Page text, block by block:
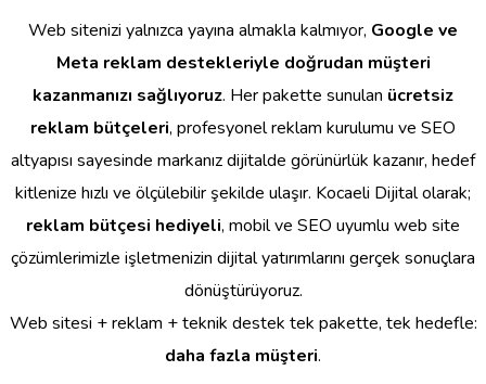
Web sitenizi yalnızca yayına almakla kalmıyor, Google ve
Meta reklam destekleriyle doğrudan müşteri
kazanmanızı sağlıyoruz. Her pakette sunulan ücretsiz
reklam bütçeleri, profesyonel reklam kurulumu ve SEO
altyapısı sayesinde markanız dijitalde görünürlük kazanır, hedef
kitlenize hızlı ve ölçülebilir şekilde ulaşır. Kocaeli Dijital olarak;
reklam bütçesi hediyeli, mobil ve SEO uyumlu web site
çözümlerimizle işletmenizin dijital yatırımlarını gerçek sonuçlara
dönüştürüyoruz.
Web sitesi + reklam + teknik destek tek pakette, tek hedefle:
daha fazla müşteri.